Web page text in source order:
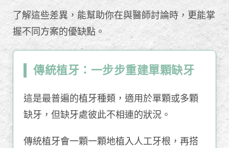
了解這些差異，能幫助你在與醫師討論時，更能掌
握不同方案的優缺點。
傳統植牙：一步步重建單顆缺牙
這是最普遍的植牙種類，適用於單顆或多顆
缺牙，但缺牙處彼此不相連的狀況。
傳統植牙會一顆一顆地植入人工牙根，再搭